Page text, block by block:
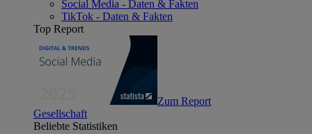
Social Media - Daten & Fakten
TikTok - Daten & Fakten
Top Report
Zum Report
Gesellschaft
Beliebte Statistiken